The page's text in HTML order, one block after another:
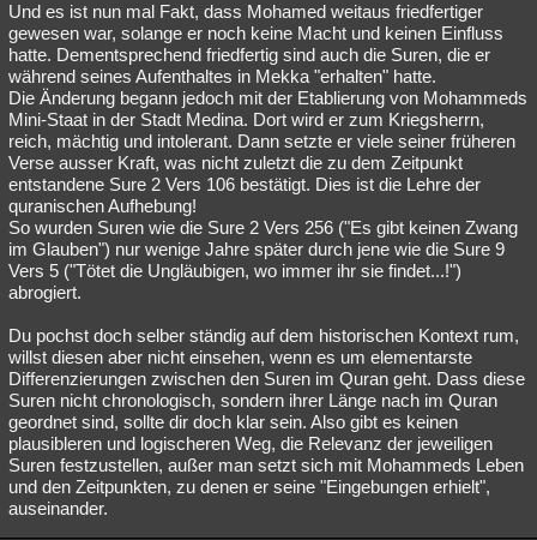
Und es ist nun mal Fakt, dass Mohamed weitaus friedfertiger
gewesen war, solange er noch keine Macht und keinen Einfluss
hatte. Dementsprechend friedfertig sind auch die Suren, die er
während seines Aufenthaltes in Mekka "erhalten" hatte.
Die Änderung begann jedoch mit der Etablierung von Mohammeds
Mini-Staat in der Stadt Medina. Dort wird er zum Kriegsherrn,
reich, mächtig und intolerant. Dann setzte er viele seiner früheren
Verse ausser Kraft, was nicht zuletzt die zu dem Zeitpunkt
entstandene Sure 2 Vers 106 bestätigt. Dies ist die Lehre der
quranischen Aufhebung!
So wurden Suren wie die Sure 2 Vers 256 ("Es gibt keinen Zwang
im Glauben") nur wenige Jahre später durch jene wie die Sure 9
Vers 5 ("Tötet die Ungläubigen, wo immer ihr sie findet...!")
abrogiert.
Du pochst doch selber ständig auf dem historischen Kontext rum,
willst diesen aber nicht einsehen, wenn es um elementarste
Differenzierungen zwischen den Suren im Quran geht. Dass diese
Suren nicht chronologisch, sondern ihrer Länge nach im Quran
geordnet sind, sollte dir doch klar sein. Also gibt es keinen
plausibleren und logischeren Weg, die Relevanz der jeweiligen
Suren festzustellen, außer man setzt sich mit Mohammeds Leben
und den Zeitpunkten, zu denen er seine "Eingebungen erhielt",
auseinander.